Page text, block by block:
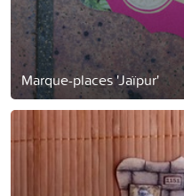
Marque-places 'Jaïpur'